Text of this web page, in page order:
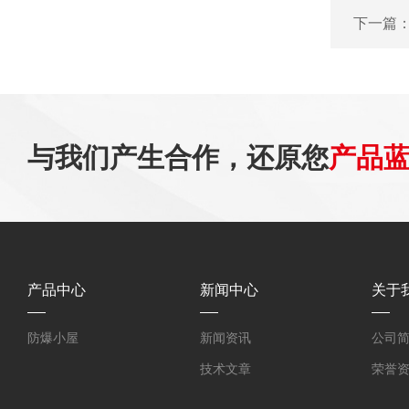
下一篇：
与我们产生合作，还原您产品
产品中心
防爆小屋
新闻中心
新闻资讯
技术文章
关于
公司
荣誉